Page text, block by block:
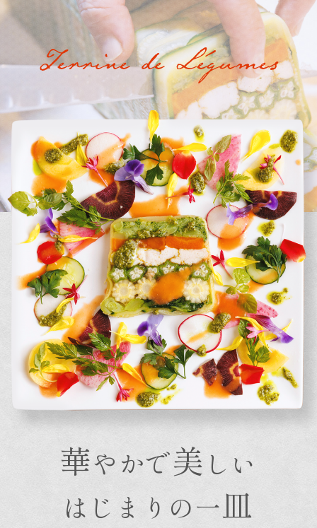
Terrine de Légumes
華やかで美 しい
はじまりの一皿